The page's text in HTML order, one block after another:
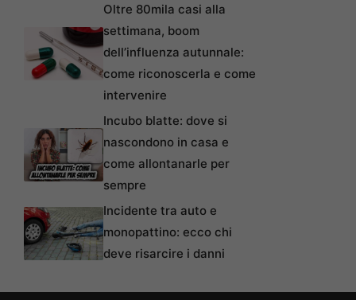
Oltre 80mila casi alla
settimana, boom
dell’influenza autunnale:
come riconoscerla e come
intervenire
Incubo blatte: dove si
nascondono in casa e
come allontanarle per
sempre
Incidente tra auto e
monopattino: ecco chi
deve risarcire i danni